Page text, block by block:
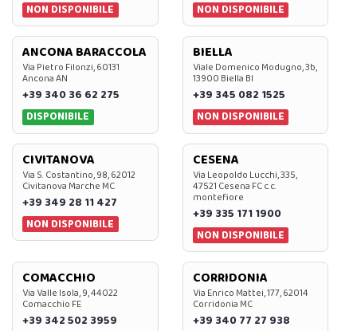
NON DISPONIBILE
NON DISPONIBILE
ANCONA BARACCOLA
Via Pietro Filonzi, 60131
Ancona AN
+39 340 36 62 275
DISPONIBILE
BIELLA
Viale Domenico Modugno, 3b,
13900 Biella BI
+39 345 082 1525
NON DISPONIBILE
CIVITANOVA
Via S. Costantino, 98, 62012
Civitanova Marche MC
+39 349 28 11 427
NON DISPONIBILE
CESENA
Via Leopoldo Lucchi, 335,
47521 Cesena FC c.c.
montefiore
+39 335 171 1900
NON DISPONIBILE
COMACCHIO
Via Valle Isola, 9, 44022
Comacchio FE
+39 342 502 3959
CORRIDONIA
Via Enrico Mattei, 177, 62014
Corridonia MC
+39 340 77 27 938